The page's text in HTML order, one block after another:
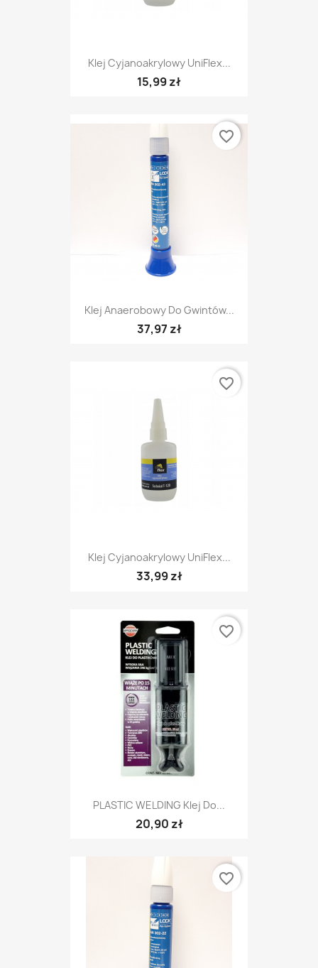
Klej Cyjanoakrylowy UniFlex...
15,99 zł
Klej Anaerobowy Do Gwintów...
37,97 zł
favorite_border
Klej Cyjanoakrylowy UniFlex...
33,99 zł
favorite_border
PLASTIC WELDING Klej Do...
20,90 zł
favorite_border
favorite_border